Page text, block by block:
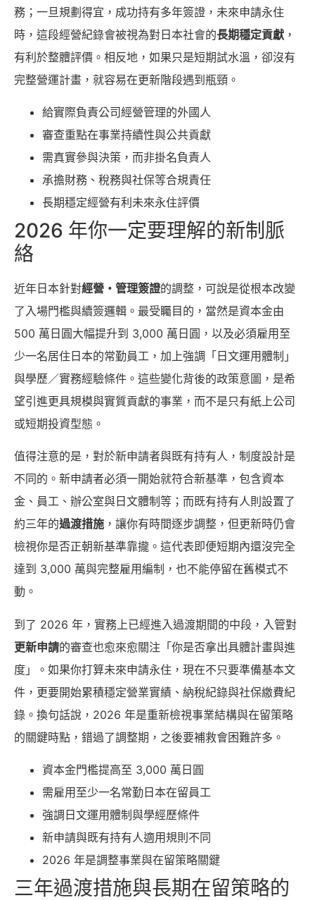
務；一旦規劃得宜，成功持有多年簽證，未來申請永住
時，這段經營紀錄會被視為對日本社會的長期穩定貢獻 ，
有利於整體評價。相反地，如果只是短期試水溫，卻沒有
完整營運計畫，就容易在更新階段遇到瓶頸。
給實際負責公司經營管理的外國人
審查重點在事業持續性與公共貢獻
需真實參與決策，而非掛名負責人
承擔財務、稅務與社保等合規責任
長期穩定經營有利未來永住評價
2026 年你一定要理解的新制脈
絡
近年日本針對經營・管理簽證的調整，可說是從根本改變
了入場門檻與續簽邏輯。最受矚目的，當然是資本金由
500 萬日圓大幅提升到 3,000 萬日圓，以及必須雇用至
少一名居住日本的常勤員工，加上強調「日文運用體制」
與學歷／實務經驗條件。這些變化背後的政策意圖，是希
望引進更具規模與實質貢獻的事業，而不是只有紙上公司
或短期投資型態。
值得注意的是，對於新申請者與既有持有人，制度設計是
不同的。新申請者必須一開始就符合新基準，包含資本
金、員工、辦公室與日文體制等；而既有持有人則設置了
約三年的過渡措施 ，讓你有時間逐步調整，但更新時仍會
檢視你是否正朝新基準靠攏。這代表即便短期內還沒完全
達到 3,000 萬與完整雇用編制，也不能停留在舊模式不
動。
到了 2026 年，實務上已經進入過渡期間的中段，入管對
更新申請的審查也愈來愈關注「你是否拿出具體計畫與進
度」。如果你打算未來申請永住，現在不只要準備基本文
件，更要開始累積穩定營業實績、納稅紀錄與社保繳費紀
錄。換句話說，2026 年是重新檢視事業結構與在留策略
的關鍵時點，錯過了調整期，之後要補救會困難許多。
資本金門檻提高至 3,000 萬日圓
需雇用至少一名常勤日本在留員工
強調日文運用體制與學經歷條件
新申請與既有持有人適用規則不同
2026 年是調整事業與在留策略關鍵
三年過渡措施與長期在留策略的